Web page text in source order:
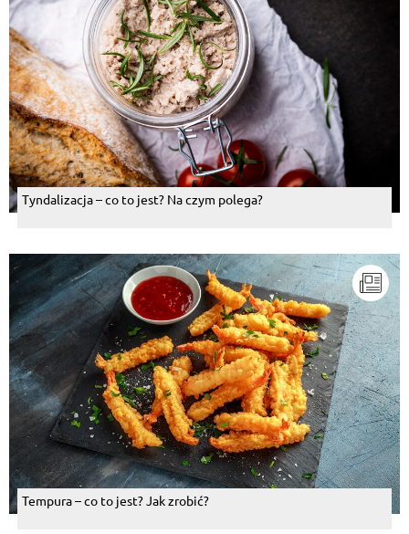
Tyndalizacja – co to jest? Na czym polega?
Tempura – co to jest? Jak zrobić?